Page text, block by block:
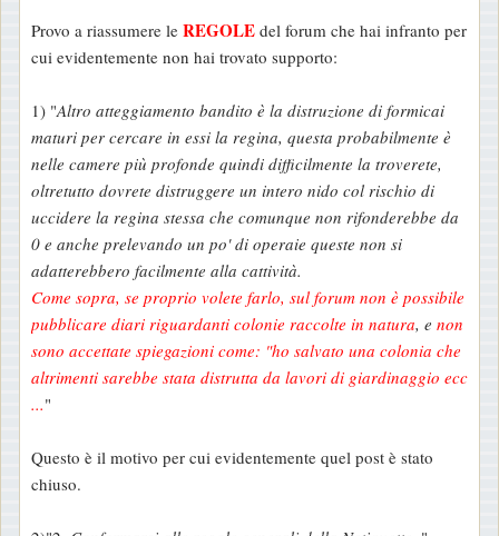
a
g
i
o
Provo a riassumere le REGOLE del forum che hai infranto per
cui evidentemente non hai trovato supporto:
1) "Altro atteggiamento bandito è la distruzione di formicai
maturi per cercare in essi la regina, questa probabilmente è
nelle camere più profonde quindi difficilmente la troverete,
oltretutto dovrete distruggere un intero nido col rischio di
uccidere la regina stessa che comunque non rifonderebbe da
0 e anche prelevando un po' di operaie queste non si
adatterebbero facilmente alla cattività.
Come sopra, se proprio volete farlo, sul forum non è possibile
pubblicare diari riguardanti colonie raccolte in natura, e non
sono accettate spiegazioni come: "ho salvato una colonia che
altrimenti sarebbe stata distrutta da lavori di giardinaggio ecc
..."
Questo è il motivo per cui evidentemente quel post è stato
chiuso.